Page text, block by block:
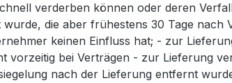
verderben können oder deren
die aber frühestens 30 Tage
keinen Einfluss hat; - zur
bei Verträgen - zur Lieferung
nach der Lieferung entfernt